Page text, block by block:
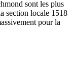
sont les plus
section locale 1518
pour la